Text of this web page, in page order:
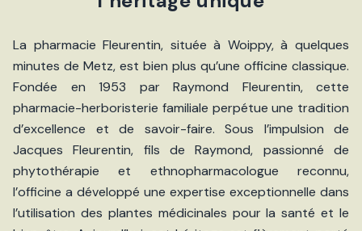
La pharmacie Fleurentin, située à Woippy, à quelques
minutes de Metz, est bien plus qu’une officine classique.
Fondée en 1953 par Raymond Fleurentin, cette
pharmacie-herboristerie familiale perpétue une tradition
d’excellence et de savoir-faire. Sous l’impulsion de
Jacques Fleurentin, fils de Raymond, passionné de
phytothérapie et ethnopharmacologue reconnu,
l’officine a développé une expertise exceptionnelle dans
l’utilisation des plantes médicinales pour la santé et le